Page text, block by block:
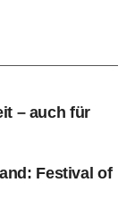
– auch für
Festival of